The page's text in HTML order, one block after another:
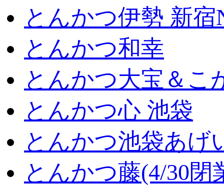
とんかつ伊勢 新宿
とんかつ和幸
とんかつ大宝＆こ
とんかつ心 池袋
とんかつ池袋あげ
とんかつ藤(4/30閉